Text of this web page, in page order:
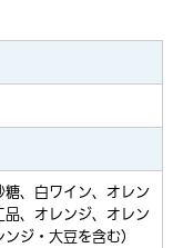
、白ワイン、オレン
、オレンジ、オレン
ジ・大豆を含む）